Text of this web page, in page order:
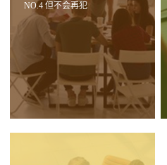
NO.4 但不会再犯